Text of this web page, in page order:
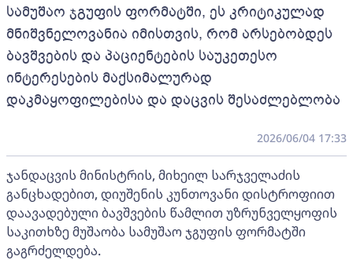
სამუშაო ჯგუფის ფორმატში, ეს კრიტიკულად
მნიშვნელოვანია იმისთვის, რომ არსებობდეს
ბავშვების და პაციენტების საუკეთესო
ინტერესების მაქსიმალურად
დაკმაყოფილებისა და დაცვის შესაძლებლობა
2026/06/04 17:33
ჯანდაცვის მინისტრის, მიხეილ სარჯველაძის
განცხადებით, დიუშენის კუნთოვანი დისტროფიით
დაავადებული ბავშვების წამლით უზრუნველყოფის
საკითხზე მუშაობა სამუშაო ჯგუფის ფორმატში
გაგრძელდება.